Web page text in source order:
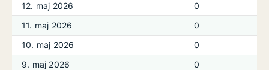
12. maj 2026
0
11. maj 2026
0
10. maj 2026
0
9. maj 2026
0